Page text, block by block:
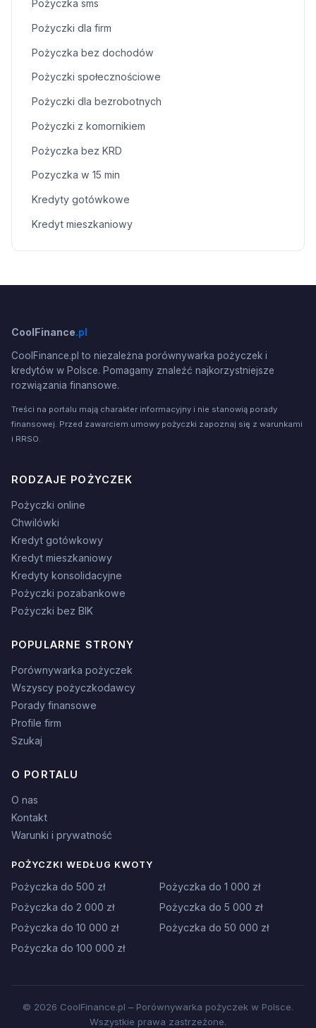
Pożyczka sms
Pożyczki dla firm
Pożyczka bez dochodów
Pożyczki społecznościowe
Pożyczki dla bezrobotnych
Pożyczki z komornikiem
Pożyczka bez KRD
Pozyczka w 15 min
Kredyty gotówkowe
Kredyt mieszkaniowy
CoolFinance.pl
CoolFinance.pl to niezależna porównywarka pożyczek i
kredytów w Polsce. Pomagamy znaleźć najkorzystniejsze
rozwiązania finansowe.
Treści na portalu mają charakter informacyjny i nie stanowią porady
finansowej. Przed zawarciem umowy pożyczki zapoznaj się z warunkami
i RRSO.
RODZAJE POŻYCZEK
Pożyczki online
Chwilówki
Kredyt gotówkowy
Kredyt mieszkaniowy
Kredyty konsolidacyjne
Pożyczki pozabankowe
Pożyczki bez BIK
POPULARNE STRONY
Porównywarka pożyczek
Wszyscy pożyczkodawcy
Porady finansowe
Profile firm
Szukaj
O PORTALU
O nas
Kontakt
Warunki i prywatność
POŻYCZKI WEDŁUG KWOTY
Pożyczka do 500 zł
Pożyczka do 1 000 zł
Pożyczka do 2 000 zł
Pożyczka do 5 000 zł
Pożyczka do 10 000 zł
Pożyczka do 50 000 zł
Pożyczka do 100 000 zł
© 2026 CoolFinance.pl – Porównywarka pożyczek w Polsce.
Wszystkie prawa zastrzeżone.